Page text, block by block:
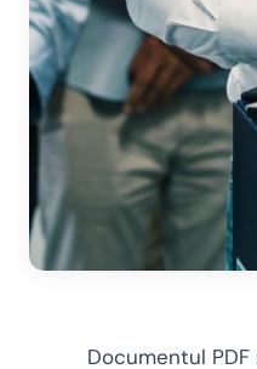
Documentul